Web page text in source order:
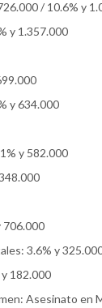
/ 10.6% y
y 1.357.000
y 634.000
y 582.000
706.000
3.6% y
182.000
Asesinato en